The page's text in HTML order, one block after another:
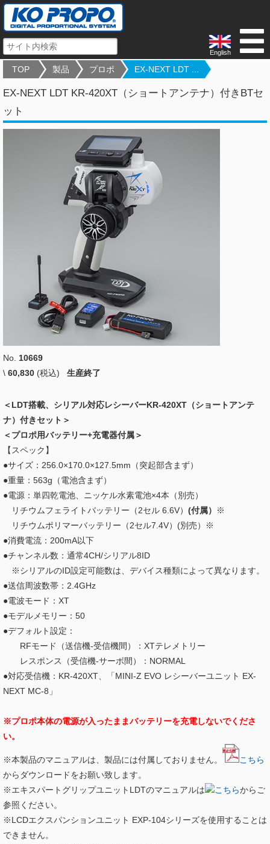
English
TOP 製品 プロポ EX-NEXT LDT ...
EX-NEXT LDT KR-420XT（ショートアンテナ）付きBTセ
ット
No. 10669
\ 60,830 (税込) 生産終了
＜LDT搭載、シリアル対応レシーバーKR-420XT（ショートアンテ
ナ）付きセット＞
＜プロポ用バッテリー+充電器付属＞
【スペック】
●サイズ：256.0×170.0×127.5mm（突起部含まず）
●重量：563g（電池含まず）
●電源：単四乾電池、ニッケル水素電池×4本（別売）
リチウムフェライトバッテリー（2セル 6.6V） (付属）
※
リチウムポリマーバッテリー（2セル7.4V）(別売）※
●消費電流：200mA以下
●チャンネル数：通常4CH/シリアル8ID
※シリアルのID設定可能数は、デバイス種類によって異なります。
●送信周波数帯：2.4GHz
●電波モード：XT
●モデルメモリー：50
●デフォルト設定：
RFモード（送信機-受信機間）：XTテレメトリー
レスポンス（受信機-サーボ間）：NORMAL
●対応受信機：KR-420XT、「MINI-Z EVO レシーバーユニット EX-
NEXT MC-8」
※プロポ本体の電源が入ったままバッテリーを充電しないでくださ
い。
※本製品のマニュアルは、製品には付属しておりません。
こちら
からダウンロードをお願い致します。
※エキスパートグリップユニットLDTのマニュアルは
こちらからご
参照ください。
※LCDエクスパンションユニット EXP-104シリーズを使用することは
できません。